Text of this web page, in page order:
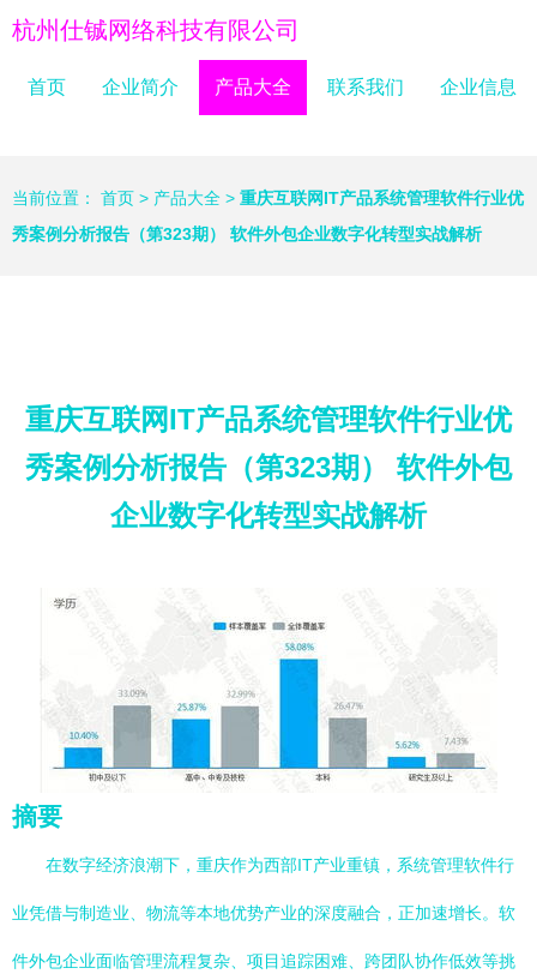
杭州仕铖网络科技有限公司
首页 企业简介 产品大全 联系我们 企业信息
当前位置： 首页 > 产品大全 > 重庆互联网IT产品系统管理软件行业优
秀案例分析报告（第323期） 软件外包企业数字化转型实战解析
重庆互联网IT产品系统管理软件行业优
秀案例分析报告（第323期） 软件外包
企业数字化转型实战解析
摘要
在数字经济浪潮下，重庆作为西部IT产业重镇，系统管理软件行
业凭借与制造业、物流等本地优势产业的深度融合，正加速增长。软
件外包企业面临管理流程复杂、项目追踪困难、跨团队协作低效等挑